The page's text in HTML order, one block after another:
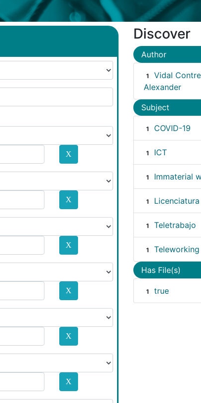
Discover
Author
1
Vidal
Alexander
Subject
1 COVID-19
1 ICT
1 Immaterial
1 Licenciatura
1 Teletrabajo
1 Teleworking
Has File(s)
1 true